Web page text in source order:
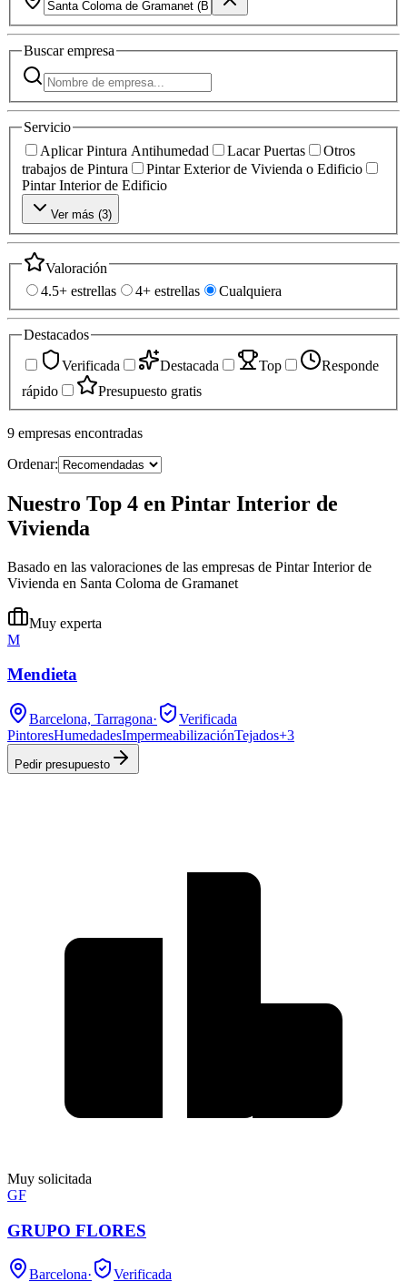
Buscarempresa
Servicio
Aplicar Pintura Antihumedad
Lacar Puertas
Otros
trabajos de Pintura
Pintar Exterior de Vivienda o Edificio
Pintar Interior de Edificio
Ver más (3)
Valoración
4.5+ estrellas
4+ estrellas Cualquiera
Destacados
Verificada
Destacada Top
Responde
rápido
Presupuesto gratis
9 empresas encontradas
Ordenar:
Nuestro Top 4 en Pintar Interior de
Vivienda
Basado en las valoraciones de las empresas de Pintar Interior de
Vivienda en Santa Coloma de Gramanet
Muy experta
M
Mendieta
Barcelona, Tarragona·
Verificada
PintoresHumedadesImpermeabilizaciónTejados+3
Pedir presupuesto
Muy solicitada
GF
GRUPO FLORES
Barcelona· Verificada